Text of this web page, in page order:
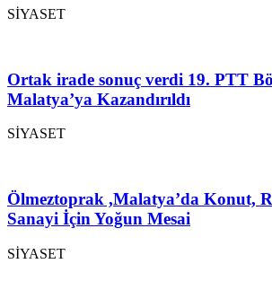
SİYASET
Ortak irade sonuç verdi 19. PTT
Malatya’ya Kazandırıldı
SİYASET
Ölmeztoprak ,Malatya’da Konut,
Sanayi İçin Yoğun Mesai
SİYASET